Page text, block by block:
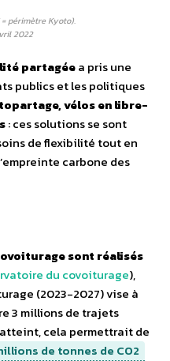
périmètre Kyoto).
2022
partagéea pris une
publics et les politiques
vélos en libre-
: ces solutions se sont
de flexibilité tout en
carbone des
sont réalisés
du covoiturage),
(2023-2027) vise à
3 millions de trajets
cela permettrait de
de tonnes de CO2